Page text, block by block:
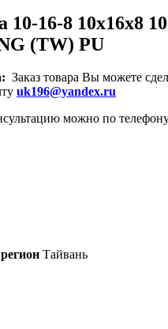
16-8 10x16x8
(TW) PU
Заказ товара Вы можете
uk196@yandex.ru
можно по
Тайвань